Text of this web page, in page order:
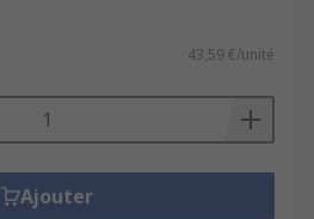
43,59 €/unité
Ajouter